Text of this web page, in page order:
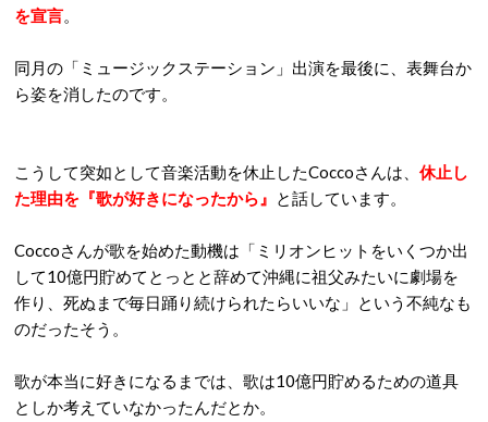
を宣言。
同月の「ミュージックステーション」出演を最後に、表舞台か
ら姿を消したのです。
こうして突如として音楽活動を休止したCoccoさんは、 休止し
た理由を『歌が好きになったから』 と話しています。
Coccoさんが歌を始めた動機は「ミリオンヒットをいくつか出
して10億円貯めてとっとと辞めて沖縄に祖父みたいに劇場を
作り、死ぬまで毎日踊り続けられたらいいな」という不純なも
のだったそう。
歌が本当に好きになるまでは、歌は10億円貯めるための道具
としか考えていなかったんだとか。